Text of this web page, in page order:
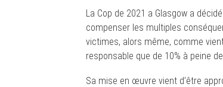
La Cop de 2021 a Glasgow a
compenser les multiples
victimes, alors même, comme
responsable que de 10% à peine
Sa mise en œuvre vient d’être